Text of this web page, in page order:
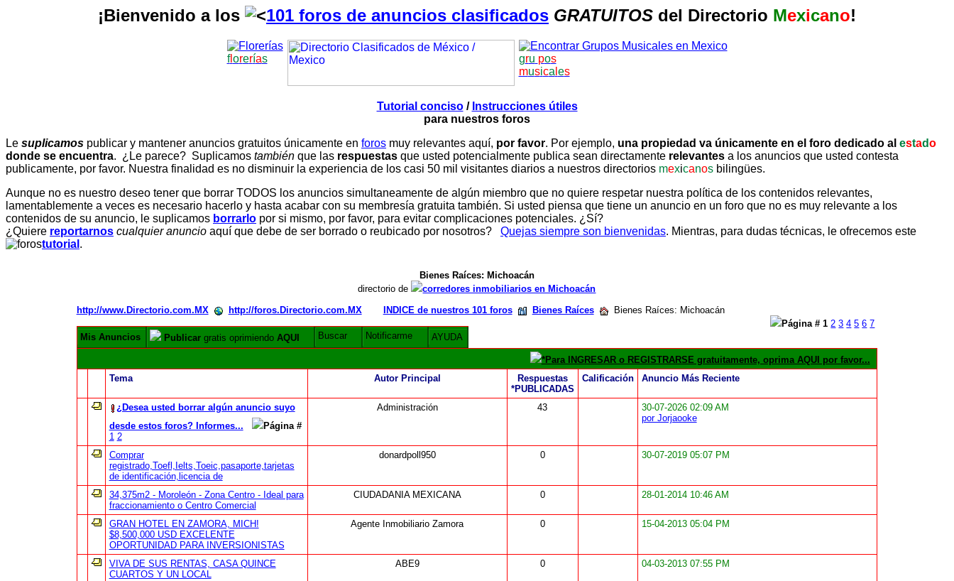
¡Bienvenido a los 101 foros de anuncios clasificados GRATUITOS del Directorio Mexicano!
florerías gru pos
musica es
Tutorial conciso/ Instrucciones útiles
para nuestros foros
Le suplicamos publicar y mantener anuncios gratuitos únicamente en foros muy relevantes aquí, por favor. Por ejemplo, una propiedad va únicamente en el foro dedicado al estado
donde se encuentra. ¿Le parece? Suplicamos también que las respuestas que usted potencialmente publica sean directamente relevantes a los anuncios que usted contesta
publicamente, por favor. Nuestra finalidad es no disminuir la experiencia de los casi 50 mil visitantes diarios a nuestros directorios mexicanos bilingües.
Aunque no es nuestro deseo tener que borrar TODOS los anuncios simultaneamente de algún miembro que no quiere respetar nuestra política de los contenidos relevantes,
lamentablemente a veces es necesario hacerlo y hasta acabar con su membresía gratuita también. Si usted piensa que tiene un anuncio en un foro que no es muy relevante a los
contenidos de su anuncio, le suplicamos borrarlo por si mismo, por favor, para evitar complicaciones potenciales. ¿Sí?
¿Quiere reportarnos cualquier anuncio aquí que debe de ser borrado o reubicado por nosotros? Quejas siempre son bienvenidas. Mientras, para dudas técnicas, le ofrecemos este
tutorial .
Bienes Raíces: Michoacán
directorio de
corredores inmobiliarios en Michoacán
http://www.Directorio.com.MX
http://foros.Directorio.com.MX INDICE de nuestros 101 foros Bienes Raíces
Bienes Raíces: Michoacán
Página # 1 2 3 4 5 6 7
Mis Anuncios
Publicargratis oprimiendo AQUI Buscar Notificarme AYUDA
*Para INGRESAR o REGISTRARSE gratuitamente, oprima AQUI por favor...
Tema
Autor Principal
Respuestas
*PUBLICADAS
Calificación Anuncio Más Reciente
¿Desea usted borrar algún anuncio suyo
desde estos foros? Informes...
Página #
1 2
Administración 43
30-07-2026 02:09 AM
por Jorjaooke
Comprar
registrado,Toefl,Ielts,Toeic,pasaporte,tarjetas
de identificación,licencia de
donardpoll950 0 30-07-2019 05:07 PM
34,375m2 - Moroleón - Zona Centro - Ideal para
fraccionamiento o Centro Comercial
CIUDADANIA MEXICANA 0 28-01-2014 10:46 AM
GRAN HOTEL EN ZAMORA, MICH!
$8,500,000 USD EXCELENTE
OPORTUNIDAD PARA INVERSIONISTAS
Agente Inmobiliario Zamora 0 15-04-2013 05:04 PM
VIVA DE SUS RENTAS, CASA QUINCE
CUARTOS Y UN LOCAL
ABE9 0 04-03-2013 07:55 PM